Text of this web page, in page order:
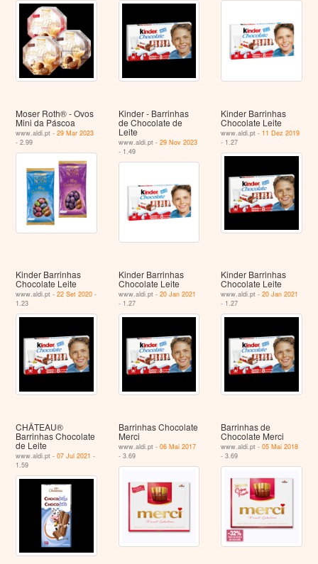
Moser Roth® - Ovos
Mini da Páscoa
www.aldi.pt -29 Mar 2023
- 2.99
Kinder - Barrinhas
de Chocolate de
Leite
www.aldi.pt - 29 Nov 2023
- 1.49
Kinder Barrinhas
Chocolate Leite
www.aldi.pt - 11 Dez 2019
- 1.27
Kinder Barrinhas
Chocolate Leite
www.aldi.pt -22 Set 2020 -
1.23
Kinder Barrinhas
Chocolate Leite
www.aldi.pt - 20 Jan 2021
- 1.27
Kinder Barrinhas
Chocolate Leite
www.aldi.pt -20 Jan 2021
- 1.27
CHÂTEAU®
Barrinhas Chocolate
de Leite
www.aldi.pt -07 Jul 2021 -
1.59
Barrinhas Chocolate
Merci
www.aldi.pt - 06 Mai 2017
- 3.69
Barrinhas de
Chocolate Merci
www.aldi.pt -05 Mai 2018
- 3.69